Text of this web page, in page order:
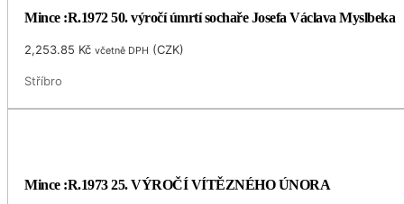
Mince :R.1972 50. výročí úmrtí sochaře Josefa Václava Myslbeka
2,253.85 Kč včetně DPH (CZK)
Stříbro
Mince :R.1973 25. VÝROČÍ VÍTĚZNÉHO ÚNORA